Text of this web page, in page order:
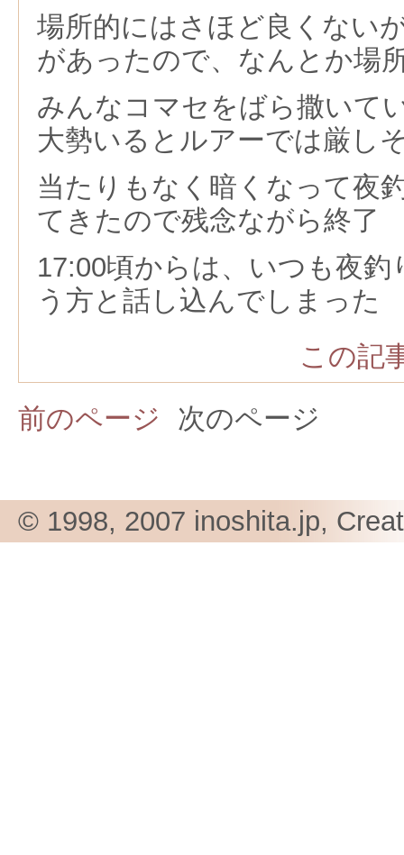
場所的にはさほど良くない
があったので、なんとか場
みんなコマセをばら撒いて
大勢いるとルアーでは厳し
当たりもなく暗くなって夜
てきたので残念ながら終了
17:00頃からは、いつも夜
う方と話し込んでしまった
この記
前のページ
次のページ
© 1998, 2007 inoshita.jp,